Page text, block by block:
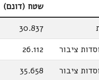
שטח (דונם)
30.837
ציבור
26.112
ציבור
35.658